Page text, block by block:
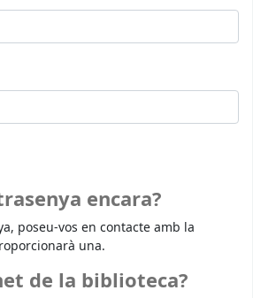
encara?
poseu-vos en contacte amb la
una.
de la biblioteca?